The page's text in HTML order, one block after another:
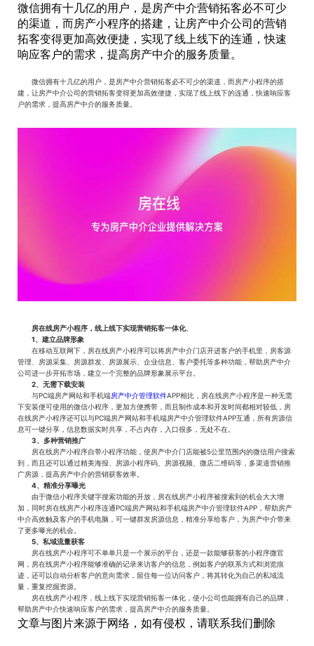
微信拥有十几亿的用户，是房产中介营销拓客必不可少
的渠道，而房产小程序的搭建，让房产中介公司的营销
拓客变得更加高效便捷，实现了线上线下的连通，快速
响应客户的需求，提高房产中介的服务质量。
微信拥有十几亿的用户，是房产中介营销拓客必不可少的渠道，而房产小程序的搭
建，让房产中介公司的营销拓客变得更加高效便捷，实现了线上线下的连通，快速响应客
户的需求，提高房产中介的服务质量。
房在线房产小程序，线上线下实现营销拓客一体化。
1、建立品牌形象
在移动互联网下，房在线房产小程序可以将房产中介门店开进客户的手机里，房客源
管理、房源采集、房源群发、房源展示、企业信息、客户委托等多种功能，帮助房产中介
公司进一步开拓市场，建立一个完整的品牌形象展示平台。
2、无需下载安装
与PC端房产网站和手机端房产中介管理软件APP相比，房在线房产小程序是一种无需
下安装便可使用的微信小程序，更加方便携带，而且制作成本和开发时间都相对较低，房
在线房产小程序还可以与PC端房产网站和手机端房产中介管理软件APP互通，所有房源信
息可一键分享，信息数据实时共享，不占内存，入口很多，无处不在。
3、多种营销推广
房在线房产小程序自带小程序功能，使房产中介门店能被5公里范围内的微信用户搜索
到，而且还可以通过精美海报、房源小程序码、房源视频、微店二维码等，多渠道营销推
广房源，提高房产中介的营销获客效率。
4、精准分享曝光
由于微信小程序关键字搜索功能的开放，房在线房产小程序被搜索到的机会大大增
加，同时房在线房产小程序连通PC端房产网站和手机端房产中介管理软件APP，帮助房产
中介高效触及客户的手机电脑，可一键群发房源信息，精准分享给客户，为房产中介带来
了更多曝光的机会。
5、私域流量获客
房在线房产小程序可不单单只是一个展示的平台，还是一款能够获客的小程序微官
网，房在线房产小程序能够准确的记录来访客户的信息，例如客户的联系方式和浏览痕
迹，还可以自动分析客户的意向需求，留住每一位访问客户，将其转化为自己的私域流
量，重复挖掘资源。
房在线房产小程序，线上线下实现营销拓客一体化，使小公司也能拥有自己的品牌，
帮助房产中介快速响应客户的需求，提高房产中介的服务质量。
文章与图片来源于网络，如有侵权，请联系我们删除